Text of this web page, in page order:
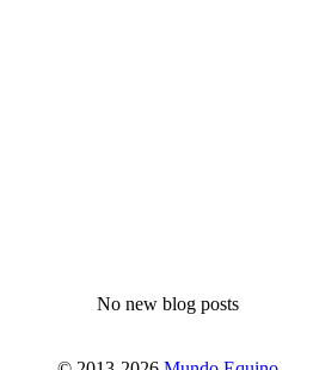
No new blog posts